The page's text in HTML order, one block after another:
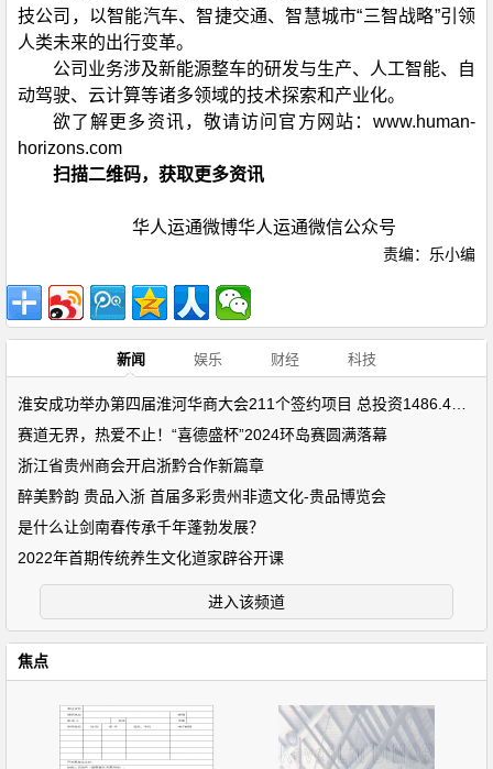
技公司，以智能汽车、智捷交通、智慧城市“三智战略”引领
人类未来的出行变革。
公司业务涉及新能源整车的研发与生产、人工智能、自
动驾驶、云计算等诸多领域的技术探索和产业化。
欲了解更多资讯，敬请访问官方网站：www.human-
horizons.com
扫描二维码，获取更多资讯
华人运通微博华人运通微信公众号
责编：乐小编
新闻 娱乐 财经 科技
赛道无界，热爱不止！“喜德盛杯”2024环岛赛圆满落幕
浙江省贵州商会开启浙黔合作新篇章
醉美黔韵 贵品入浙 首届多彩贵州非遗文化-贵品博览会
是什么让剑南春传承千年蓬勃发展？
2022年首期传统养生文化道家辟谷开课
进入该频道
焦点